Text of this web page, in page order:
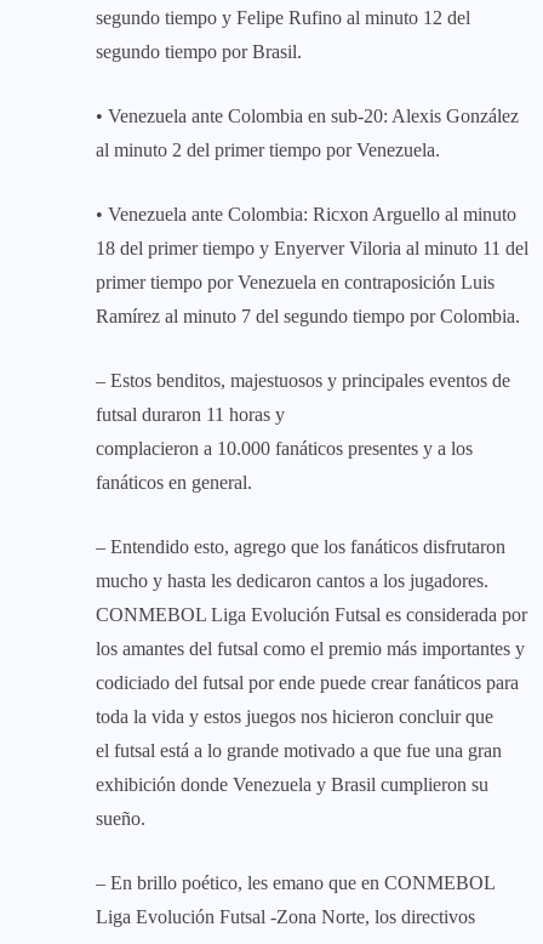
segundo tiempo y Felipe Rufino al minuto 12 del
segundo tiempo por Brasil.
• Venezuela ante Colombia en sub-20: Alexis González
al minuto 2 del primer tiempo por Venezuela.
• Venezuela ante Colombia: Ricxon Arguello al minuto
18 del primer tiempo y Enyerver Viloria al minuto 11 del
primer tiempo por Venezuela en contraposición Luis
Ramírez al minuto 7 del segundo tiempo por Colombia.
– Estos benditos, majestuosos y principales eventos de
futsal duraron 11 horas y
complacieron a 10.000 fanáticos presentes y a los
fanáticos en general.
– Entendido esto, agrego que los fanáticos disfrutaron
mucho y hasta les dedicaron cantos a los jugadores.
CONMEBOL Liga Evolución Futsal es considerada por
los amantes del futsal como el premio más importantes y
codiciado del futsal por ende puede crear fanáticos para
toda la vida y estos juegos nos hicieron concluir que
el futsal está a lo grande motivado a que fue una gran
exhibición donde Venezuela y Brasil cumplieron su
sueño.
– En brillo poético, les emano que en CONMEBOL
Liga Evolución Futsal -Zona Norte, los directivos